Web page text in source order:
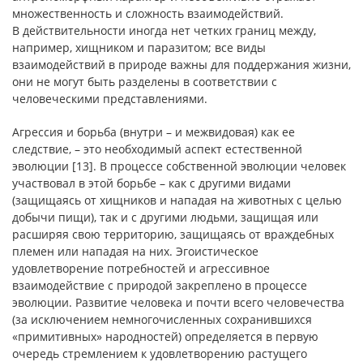
множественность и сложность взаимодействий.
В действительности иногда нет четких границ между,
например, хищником и паразитом; все виды
взаимодействий в природе важны для поддержания жизни,
они не могут быть разделены в соответствии с
человеческими представлениями.
Агрессия и борьба (внутри – и межвидовая) как ее
следствие, – это необходимый аспект естественной
эволюции [13]. В процессе собственной эволюции человек
участвовал в этой борьбе – как с другими видами
(защищаясь от хищников и нападая на животных с целью
добычи пищи), так и с другими людьми, защищая или
расширяя свою территорию, защищаясь от враждебных
племен или нападая на них. Эгоистическое
удовлетворение потребностей и агрессивное
взаимодействие с природой закреплено в процессе
эволюции. Развитие человека и почти всего человечества
(за исключением немногочисленных сохранившихся
«примитивных» народностей) определяется в первую
очередь стремлением к удовлетворению растущего